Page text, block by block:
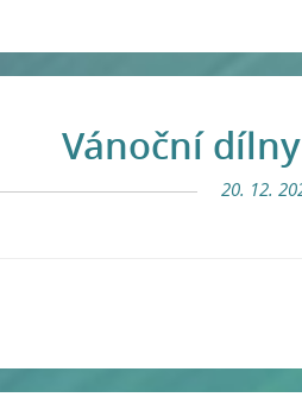
Vánoční
20. 12.